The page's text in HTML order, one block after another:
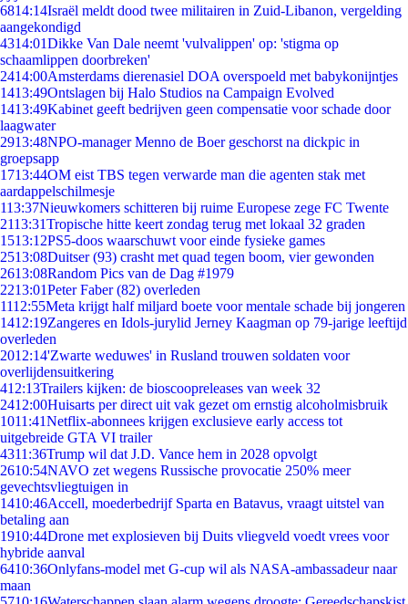
6814:14Israël meldt dood twee militairen in Zuid-Libanon, vergelding
aangekondigd
4314:01Dikke Van Dale neemt 'vulvalippen' op: 'stigma op
schaamlippen doorbreken'
2414:00Amsterdams dierenasiel DOA overspoeld met babykonijntjes
1413:49Ontslagen bij Halo Studios na Campaign Evolved
1413:49Kabinet geeft bedrijven geen compensatie voor schade door
laagwater
2913:48NPO-manager Menno de Boer geschorst na dickpic in
groepsapp
1713:44OM eist TBS tegen verwarde man die agenten stak met
aardappelschilmesje
113:37Nieuwkomers schitteren bij ruime Europese zege FC Twente
2113:31Tropische hitte keert zondag terug met lokaal 32 graden
1513:12PS5-doos waarschuwt voor einde fysieke games
2513:08Duitser (93) crasht met quad tegen boom, vier gewonden
2613:08Random Pics van de Dag #1979
2213:01Peter Faber (82) overleden
1112:55Meta krijgt half miljard boete voor mentale schade bij jongeren
1412:19Zangeres en Idols-jurylid Jerney Kaagman op 79-jarige leeftijd
overleden
2012:14'Zwarte weduwes' in Rusland trouwen soldaten voor
overlijdensuitkering
412:13Trailers kijken: de bioscoopreleases van week 32
2412:00Huisarts per direct uit vak gezet om ernstig alcoholmisbruik
1011:41Netflix-abonnees krijgen exclusieve early access tot
uitgebreide GTA VI trailer
4311:36Trump wil dat J.D. Vance hem in 2028 opvolgt
2610:54NAVO zet wegens Russische provocatie 250% meer
gevechtsvliegtuigen in
1410:46Accell, moederbedrijf Sparta en Batavus, vraagt uitstel van
betaling aan
1910:44Drone met explosieven bij Duits vliegveld voedt vrees voor
hybride aanval
6410:36Onlyfans-model met G-cup wil als NASA-ambassadeur naar
maan